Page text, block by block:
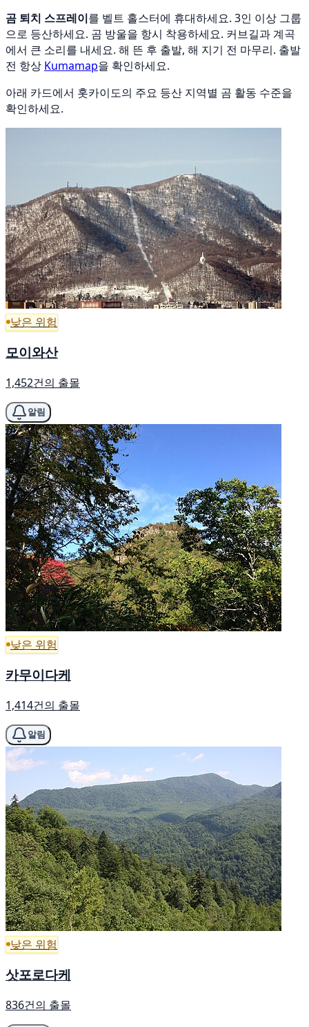
곰 퇴치 스프레이를 벨트 홀스터에 휴대하세요. 3인 이상 그룹
으로 등산하세요. 곰 방울을 항시 착용하세요. 커브길과 계곡
에서 큰 소리를 내세요. 해 뜬 후 출발, 해 지기 전 마무리. 출발
전 항상 Kumamap을 확인하세요.
아래 카드에서 홋카이도의 주요 등산 지역별 곰 활동 수준을
확인하세요.
낮은 위험
모이와산
1,452건의 출몰
알림
낮은 위험
카무이다케
1,414건의 출몰
알림
낮은 위험
삿포로다케
836건의 출몰